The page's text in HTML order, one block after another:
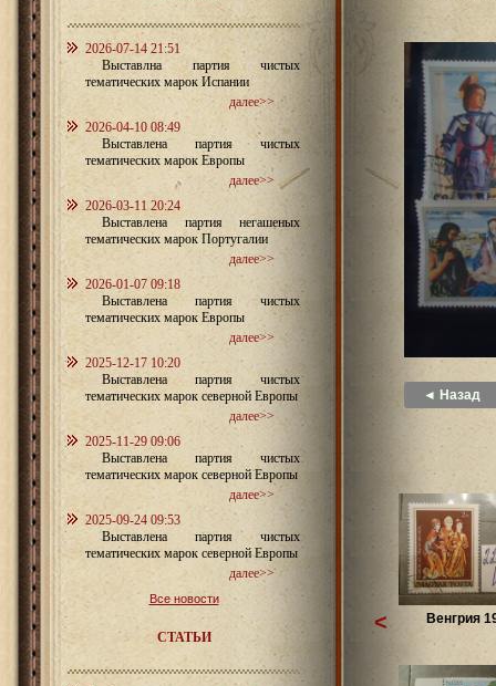
2026-07-14 21:51
Выставлна партия чистых
тематических марок Испании
далее>>
2026-04-10 08:49
Выставлена партия чистых
тематических марок Европы
далее>>
2026-03-11 20:24
Выставлена партия негашеных
тематических марок Португалии
далее>>
2026-01-07 09:18
Выставлена партия чистых
тематических марок Европы
далее>>
2025-12-17 10:20
Выставлена партия чистых
тематических марок северной Европы
далее>>
2025-11-29 09:06
Выставлена партия чистых
тематических марок северной Европы
далее>>
2025-09-24 09:53
Выставлена партия чистых
тематических марок северной Европы
далее>>
Все новости
СТАТЬИ
◄ Назад
Венгрия
<